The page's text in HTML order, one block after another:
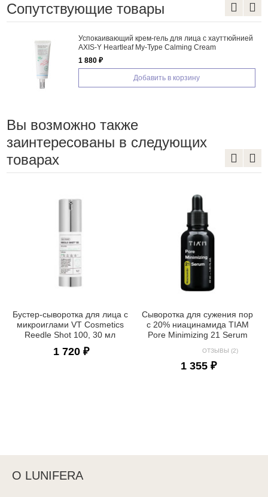
Сопутствующие товары
Успокаивающий крем-гель для лица с хауттюйнией
AXIS-Y Heartleaf My-Type Calming Cream
1 880 ₽
Добавить в корзину
Вы возможно также
заинтересованы в следующих
товарах
Бустер-сыворотка для лица с
микроиглами VT Cosmetics
Reedle Shot 100, 30 мл
1 720 ₽
Сыворотка для сужения пор
с 20% ниацинамида TIAM
Pore Minimizing 21 Serum
ОТЗЫВЫ (2)
1 355 ₽
О LUNIFERA